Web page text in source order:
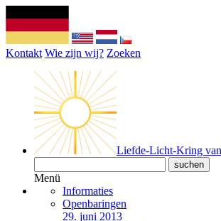
Kontakt Wie zijn wij? Zoeken
Liefde-Licht-Kring
Menü
Informaties
Openbaringen
29. juni 2013